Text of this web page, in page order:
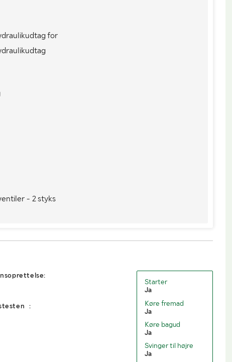
for
- 2 styks
:
Starter
Ja
Køre fremad
Ja
Køre bagud
Ja
Svinger til højre
Ja